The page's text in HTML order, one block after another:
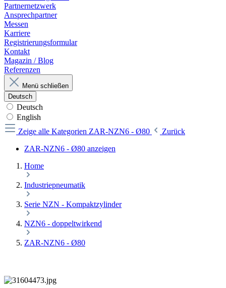
Partnernetzwerk
Ansprechpartner
Messen
Karriere
Registrierungsformular
Kontakt
Magazin / Blog
Referenzen
Menü schließen
Deutsch
Deutsch
English
Zeige alle Kategorien ZAR-NZN6 - Ø80
Zurück
ZAR-NZN6 - Ø80 anzeigen
Home
Industriepneumatik
Serie NZN - Kompaktzylinder
NZN6 - doppeltwirkend
ZAR-NZN6 - Ø80